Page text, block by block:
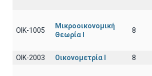
ΟΙΚ-1005
Μικροοικονομική
Θεωρία Ι
8
ΟΙΚ-2003
Οικονομετρία Ι 8